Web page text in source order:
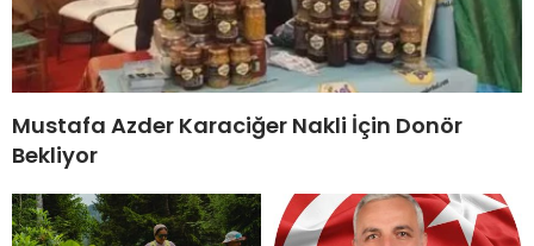
Mustafa Azder Karaciğer Nakli İçin Donör
Bekliyor